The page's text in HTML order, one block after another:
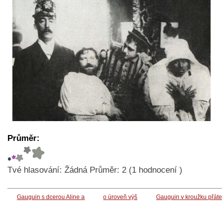
Průměr:
Tvé hlasování: Žádná Průměr: 2 (1 hodnocení )
Gauguin s dcerou Aline a
o úroveň výš
Gauguin v kroužku